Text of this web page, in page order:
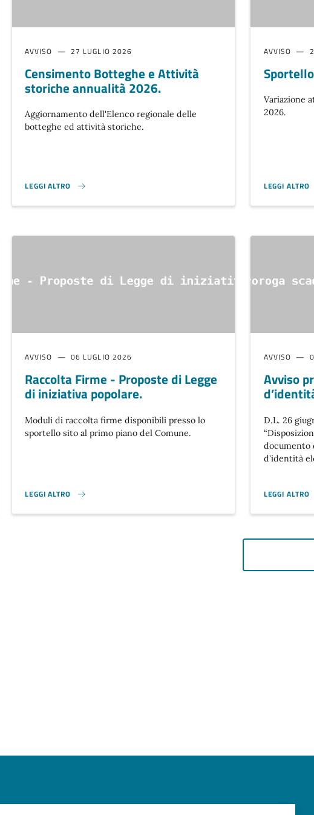
AVVISO 27 LUGLIO 2026
Censimento Botteghe e Attività
storiche annualità 2026.
Aggiornamento dell'Elenco regionale delle
botteghe ed attività storiche.
LEGGI ALTRO
CENSIMENTO BOTTEGHE E ATTIVITÀ STORICHE ANNUALITÀ 2026. }
AVVISO
Variazione
2026.
LEGGI ALTRO
SPORTELLO
AVVISO 06 LUGLIO 2026
Raccolta Firme - Proposte di Legge
di iniziativa popolare.
Moduli di raccolta firme disponibili presso lo
sportello sito al primo piano del Comune.
LEGGI ALTRO
RACCOLTA FIRME - PROPOSTE DI LEGGE DI INIZIATIVA POPOLARE. }
AVVISO
Avviso
D.L. 26
documento
d'identità
LEGGI ALTRO
AVVISO